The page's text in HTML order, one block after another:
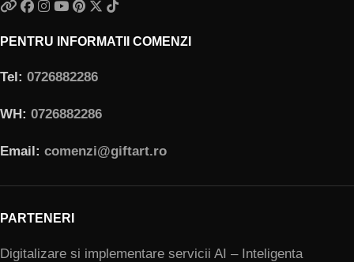
PENTRU INFORMATII COMENZI
Tel: 0726882286
WH: 0726882286
Email: comenzi@giftart.ro
PARTENERI
Digitalizare si implementare servicii AI – Inteligenta